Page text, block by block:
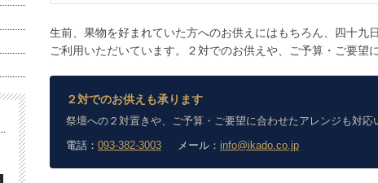
生前、果物を好まれていた方へのお供えにはもちろん、四十九
ご利用いただいています。２対でのお供えや、ご予算・ご要望
２対でのお供えも承ります
祭壇への２対置きや、ご予算・ご要望に合わせたアレンジも対応
電話： 093-382-3003 メール： info@ikado.co.jp